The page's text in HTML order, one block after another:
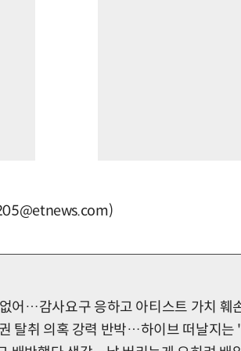
어…감사요구 응하고 아티스트 가치 훼
탈취 의혹 강력 반박…하이브 떠날지는